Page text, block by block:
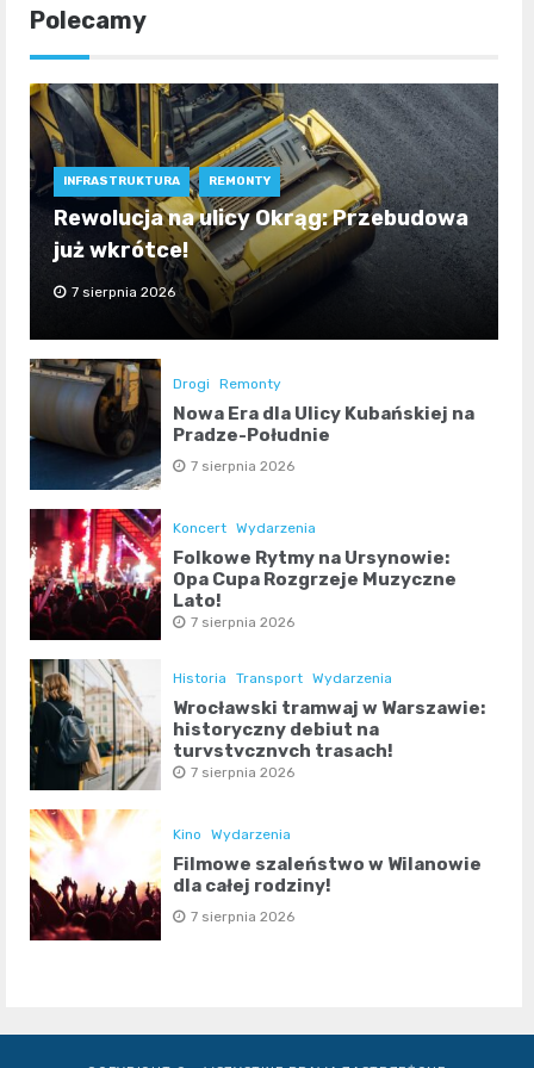
Polecamy
INFRASTRUKTURA REMONTY
Rewolucja na ulicy Okrąg: Przebudowa
już wkrótce!
7 sierpnia 2026
Drogi Remonty
Nowa Era dla Ulicy Kubańskiej na
Pradze-Południe
7 sierpnia 2026
Koncert Wydarzenia
Folkowe Rytmy na Ursynowie:
Opa Cupa Rozgrzeje Muzyczne
Lato!
7 sierpnia 2026
Historia Transport Wydarzenia
Wrocławski tramwaj w Warszawie:
historyczny debiut na
turystycznych trasach!
7 sierpnia 2026
Kino Wydarzenia
Filmowe szaleństwo w Wilanowie
dla całej rodziny!
7 sierpnia 2026